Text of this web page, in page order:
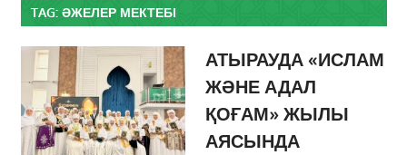
TAG: ӘЖЕЛЕР МЕКТЕБІ
АТЫРАУДА «ИСЛАМ
ЖӘНЕ АДАЛ
ҚОҒАМ» ЖЫЛЫ
АЯСЫНДА